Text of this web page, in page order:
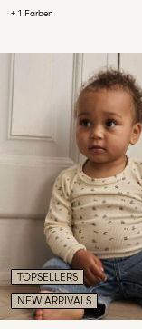
+ 1 Farben
TOPSELLERS
NEW ARRIVALS